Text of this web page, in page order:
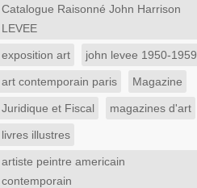
Catalogue Raisonné John Harrison
LEVEE
exposition art john levee 1950-1959
art contemporain paris Magazine
Juridique et Fiscal magazines d'art
livres illustres
artiste peintre americain
contemporain